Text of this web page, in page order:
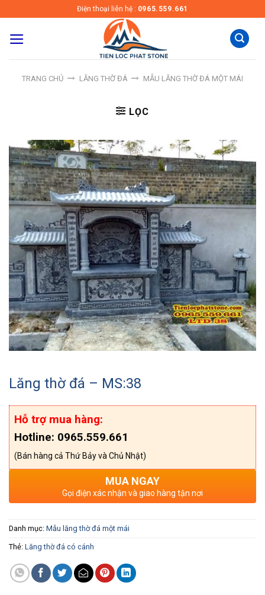
to
content
Điện thoại liên hệ : 0965.559.661
TRANG CHỦ LĂNG THỜ ĐÁ MẪU LĂNG THỜ ĐÁ MỘT MÁI
LỌC
Lăng thờ đá – MS:38
Hỗ trợ mua hàng:
Hotline: 0965.559.661
(Bán hàng cả Thứ Bảy và Chủ Nhật)
MUA NGAY
Gọi điện xác nhận và giao hàng tận nơi
Danh mục: Mẫu lăng thờ đá một mái
Thẻ: Lăng thờ đá có cánh